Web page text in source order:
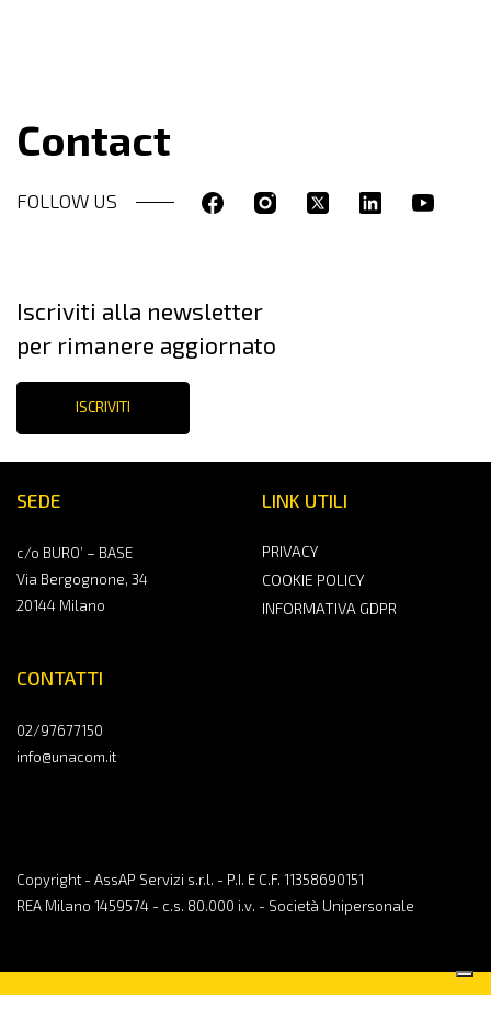
Contact
FOLLOW US
SEDE
c/o BURO’ – BASE
Via Bergognone, 34
20144 Milano
CONTATTI
02/97677150
info@unacom.it
LINK UTILI
PRIVACY
COOKIE POLICY
INFORMATIVA GDPR
Copyright - AssAP Servizi s.r.l. - P.I. E C.F. 11358690151
REA Milano 1459574 - c.s. 80.000 i.v. - Società Unipersonale
Iscriviti alla newsletter
per rimanere aggiornato
ISCRIVITI